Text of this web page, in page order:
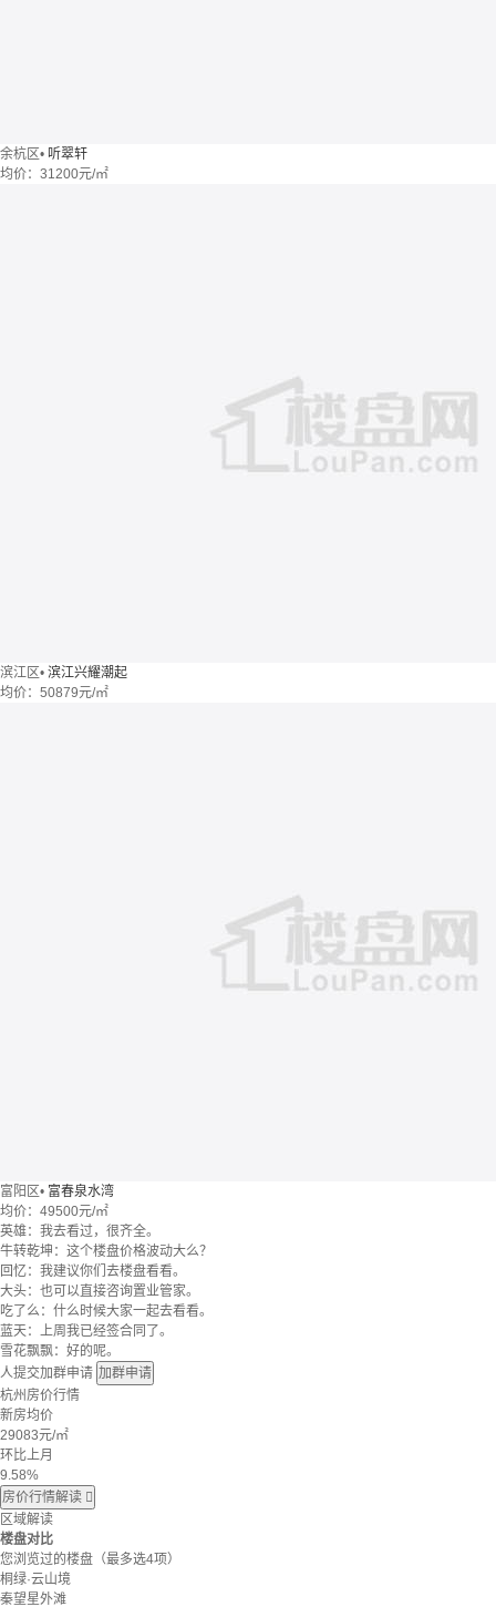
余杭区• 听翠轩
均价： 31200元/㎡
滨江区• 滨江兴耀潮起
均价： 50879元/㎡
富阳区• 富春泉水湾
均价： 49500元/㎡
英雄：我去看过，很齐全。
牛转乾坤：这个楼盘价格波动大么？
回忆：我建议你们去楼盘看看。
大头：也可以直接咨询置业管家。
吃了么：什么时候大家一起去看看。
蓝天：上周我已经签合同了。
雪花飘飘：好的呢。
人提交加群申请 加群申请
杭州房价行情
新房均价
29083元/㎡
环比上月
9.58%
房价行情解读 
区域解读
楼盘对比
您浏览过的楼盘 （最多选4项）
桐绿·云山境
秦望星外滩